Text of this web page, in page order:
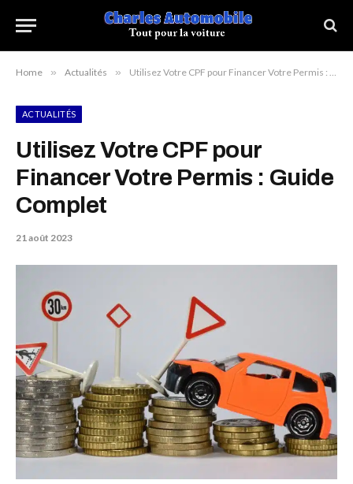
Home » Actualités » Utilisez Votre CPF pour Financer Votre Permis : Guide Complet
ACTUALITÉS
Utilisez Votre CPF pour
Financer Votre Permis : Guide
Complet
21 août 2023